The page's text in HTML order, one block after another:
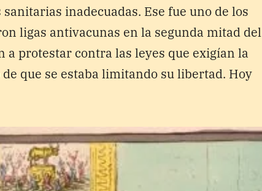
inadecuadas. Ese fue uno de los
ligas antivacunas en la segunda mitad del
a protestar contra las leyes que exigían la
que se estaba limitando su libertad. Hoy